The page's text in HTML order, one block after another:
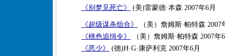
《别梦见死亡》
(美)雷蒙德·本森 2007年6月
《超级谋杀组合》
（美）詹姆斯·帕特森 2007
《桃色追缉令》
（美）詹姆斯·帕特森 2007年
《恶少》
(德)H·G·康萨利克 2007年6月